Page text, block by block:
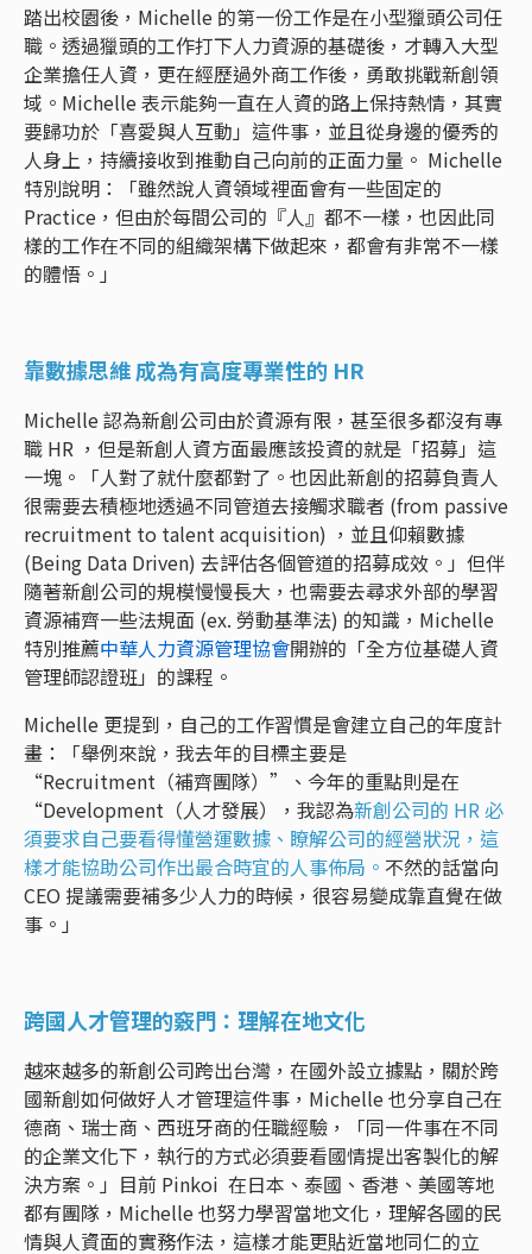
踏出校園後，Michelle 的第一份工作是在小型獵頭公司任
職。透過獵頭的工作打下人力資源的基礎後，才轉入大型
企業擔任人資，更在經歷過外商工作後，勇敢挑戰新創領
域。Michelle 表示能夠一直在人資的路上保持熱情，其實
要歸功於「喜愛與人互動」這件事，並且從身邊的優秀的
人身上，持續接收到推動自己向前的正面力量。 Michelle
特別說明：「雖然說人資領域裡面會有一些固定的
Practice，但由於每間公司的『人』都不一樣，也因此同
樣的工作在不同的組織架構下做起來，都會有非常不一樣
的體悟。」
靠數據思維 成為有高度專業性的 HR
Michelle 認為新創公司由於資源有限，甚至很多都沒有專
職 HR ，但是新創人資方面最應該投資的就是「招募」這
一塊。「人對了就什麼都對了。也因此新創的招募負責人
很需要去積極地透過不同管道去接觸求職者 (from passive
recruitment to talent acquisition) ，並且仰賴數據
(Being Data Driven) 去評估各個管道的招募成效。」但伴
隨著新創公司的規模慢慢長大，也需要去尋求外部的學習
資源補齊一些法規面 (ex. 勞動基準法) 的知識，Michelle
特別推薦中華人力資源管理協會開辦的「全方位基礎人資
管理師認證班」的課程。
Michelle 更提到，自己的工作習慣是會建立自己的年度計
畫：「舉例來說，我去年的目標主要是
“Recruitment（補齊團隊）”、今年的重點則是在
“Development（人才發展），我認為新創公司的 HR 必
須要求自己要看得懂營運數據、瞭解公司的經營狀況，這
樣才能協助公司作出最合時宜的人事佈局。 不然的話當向
CEO 提議需要補多少人力的時候，很容易變成靠直覺在做
事。」
跨國人才管理的竅門：理解在地文化
越來越多的新創公司跨出台灣，在國外設立據點，關於跨
國新創如何做好人才管理這件事，Michelle 也分享自己在
德商、瑞士商、西班牙商的任職經驗，「同一件事在不同
的企業文化下，執行的方式必須要看國情提出客製化的解
決方案。」目前 Pinkoi 在日本、泰國、香港、美國等地
都有團隊，Michelle 也努力學習當地文化，理解各國的民
情與人資面的實務作法，這樣才能更貼近當地同仁的立